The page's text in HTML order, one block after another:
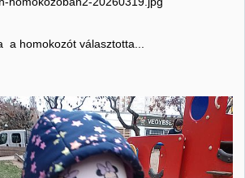
a homokozót választotta...